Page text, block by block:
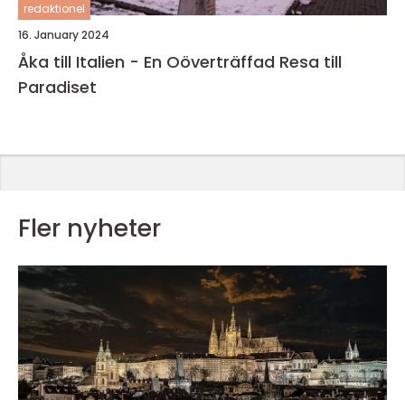
redaktionel
16. January 2024
Åka till Italien - En Oöverträffad Resa till
Paradiset
Fler nyheter